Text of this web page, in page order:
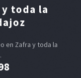
toda la
en Zafra y toda la